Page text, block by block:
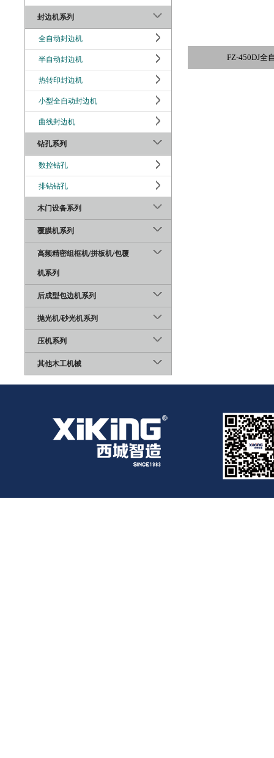
封边机系列
全自动封边机
半自动封边机
热转印封边机
小型全自动封边机
曲线封边机
钻孔系列
数控钻孔
排钻钻孔
木门设备系列
覆膜机系列
高频精密组框机/拼板机/包覆
机系列
后成型包边机系列
抛光机/砂光机系列
压机系列
其他木工机械
FZ-450DJ全